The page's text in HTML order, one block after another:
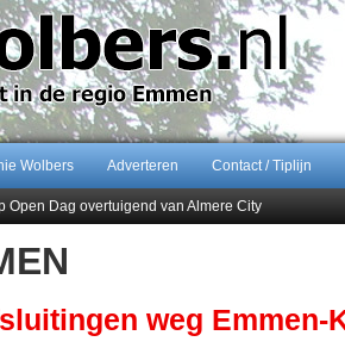
Wolbers Adverteren Contact / Tiplijn
Open Dag overtuigend van Almere City
jaar De Amer
keert op 19 september 2026 terug naar
weg Emmen-